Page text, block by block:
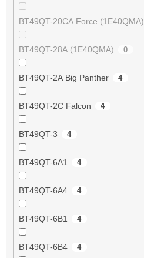
BT49QT-20CA Force (1E40QMA)
BT49QT-28A (1E40QMA) 0
BT49QT-2A Big Panther 4
BT49QT-2C Falcon 4
BT49QT-3 4
BT49QT-6A1 4
BT49QT-6A4 4
BT49QT-6B1 4
BT49QT-6B4 4